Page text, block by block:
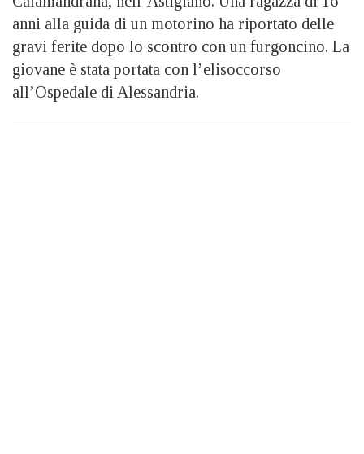
anni alla guida di un motorino ha riportato delle
gravi ferite dopo lo scontro con un furgoncino. La
giovane è stata portata con l’elisoccorso
all’Ospedale di Alessandria.